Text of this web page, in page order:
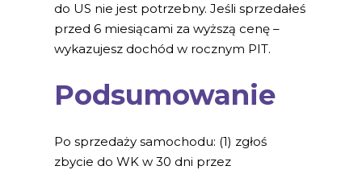
do US nie jest potrzebny. Jeśli sprzedałeś
przed 6 miesiącami za wyższą cenę –
wykazujesz dochód w rocznym PIT.
Podsumowanie
Po sprzedaży samochodu: (1) zgłoś
zbycie do WK w 30 dni przez